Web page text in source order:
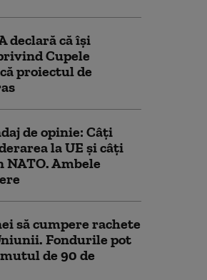
declară că îşi
Cupele
proiectul de
de opinie: Câți
la UE și câți
Ambele
să cumpere rachete
Fondurile pot
de 90 de